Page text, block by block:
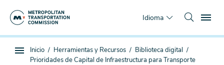
Idioma
Navegación
Estás
aquí
Inicio Herramientas y Recursos
Biblioteca digital
Prioridades de Capital de Infraestructura para Transporte